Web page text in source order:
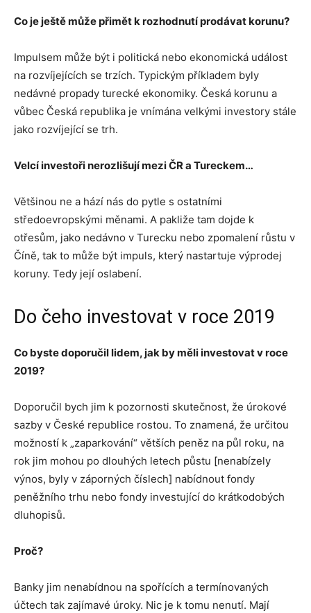
Co je ještě může přimět k rozhodnutí prodávat korunu?
Impulsem může být i politická nebo ekonomická událost
na rozvíjejících se trzích. Typickým příkladem byly
nedávné propady turecké ekonomiky. Česká korunu a
vůbec Česká republika je vnímána velkými investory stále
jako rozvíjející se trh.
Velcí investoři nerozlišují mezi ČR a Tureckem…
Většinou ne a hází nás do pytle s ostatními
středoevropskými měnami. A pakliže tam dojde k
otřesům, jako nedávno v Turecku nebo zpomalení růstu v
Číně, tak to může být impuls, který nastartuje výprodej
koruny. Tedy její oslabení.
Do čeho investovat v roce 2019
Co byste doporučil lidem, jak by měli investovat v roce
2019?
Doporučil bych jim k pozornosti skutečnost, že úrokové
sazby v České republice rostou. To znamená, že určitou
možností k „zaparkování“ větších peněz na půl roku, na
rok jim mohou po dlouhých letech půstu [nenabízely
výnos, byly v záporných číslech] nabídnout fondy
peněžního trhu nebo fondy investující do krátkodobých
dluhopisů.
Proč?
Banky jim nenabídnou na spořících a termínovaných
účtech tak zajímavé úroky. Nic je k tomu nenutí. Mají